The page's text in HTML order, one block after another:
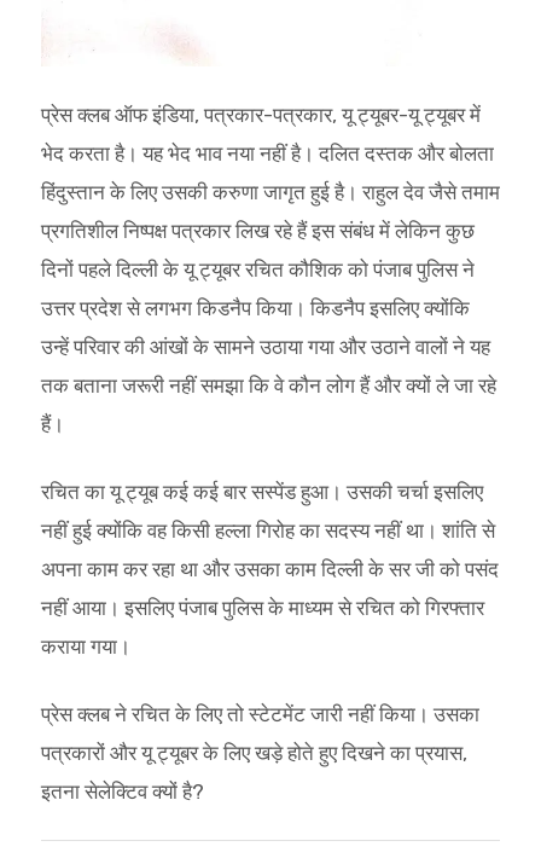
प्रेस क्लब ऑफ इंडिया, पत्रकार-पत्रकार, यू ट्यूबर-यू ट्यूबर में
भेद करता है। यह भेद भाव नया नहीं है। दलित दस्तक और बोलता
हिंदुस्तान के लिए उसकी करुणा जागृत हुई है। राहुल देव जैसे तमाम
प्रगतिशील निष्पक्ष पत्रकार लिख रहे हैं इस संबंध में लेकिन कुछ
दिनों पहले दिल्ली के यू ट्यूबर रचित कौशिक को पंजाब पुलिस ने
उत्तर प्रदेश से लगभग किडनैप किया। किडनैप इसलिए क्योंकि
उन्हें परिवार की आंखों के सामने उठाया गया और उठाने वालों ने यह
तक बताना जरूरी नहीं समझा कि वे कौन लोग हैं और क्यों ले जा रहे
हैं।
रचित का यू ट्यूब कई कई बार सस्पेंड हुआ। उसकी चर्चा इसलिए
नहीं हुई क्योंकि वह किसी हल्ला गिरोह का सदस्य नहीं था। शांति से
अपना काम कर रहा था और उसका काम दिल्ली के सर जी को पसंद
नहीं आया। इसलिए पंजाब पुलिस के माध्यम से रचित को गिरफ्तार
कराया गया।
प्रेस क्लब ने रचित के लिए तो स्टेटमेंट जारी नहीं किया। उसका
पत्रकारों और यू ट्यूबर के लिए खड़े होते हुए दिखने का प्रयास,
इतना सेलेक्टिव क्यों है?